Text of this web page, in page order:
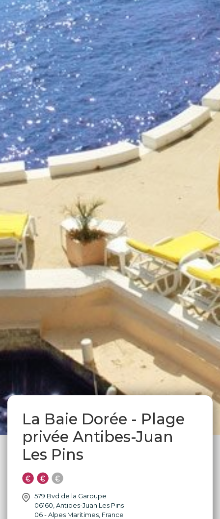
La Baie Dorée - Plage
privée Antibes-Juan
Les Pins
579 Bvd de la Garoupe
06160 Antibes-Juan Les Pins
06 - Alpes Maritimes France